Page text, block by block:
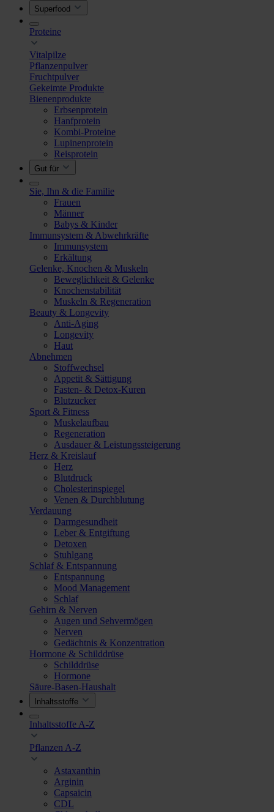
Superfood
Proteine
Vitalpilze
Pflanzenpulver
Fruchtpulver
Gekeimte Produkte
Bienenprodukte
Erbsenprotein
Hanfprotein
Kombi-Proteine
Lupinenprotein
Reisprotein
Gut für
Sie, Ihn & die Familie
Frauen
Männer
Babys & Kinder
Immunsystem & Abwehrkräfte
Immunsystem
Erkältung
Gelenke, Knochen & Muskeln
Beweglichkeit & Gelenke
Knochenstabilität
Muskeln & Regeneration
Beauty & Longevity
Anti-Aging
Longevity
Haut
Abnehmen
Stoffwechsel
Appetit & Sättigung
Fasten- & Detox-Kuren
Blutzucker
Sport & Fitness
Muskelaufbau
Regeneration
Ausdauer & Leistungssteigerung
Herz & Kreislauf
Herz
Blutdruck
Cholesterinspiegel
Venen & Durchblutung
Verdauung
Darmgesundheit
Leber & Entgiftung
Detoxen
Stuhlgang
Schlaf & Entspannung
Entspannung
Mood Management
Schlaf
Gehirn & Nerven
Augen und Sehvermögen
Nerven
Gedächtnis & Konzentration
Hormone & Schilddrüse
Schilddrüse
Hormone
Säure-Basen-Haushalt
Inhaltsstoffe
Inhaltsstoffe A-Z
Pflanzen A-Z
Astaxanthin
Arginin
Capsaicin
CDL